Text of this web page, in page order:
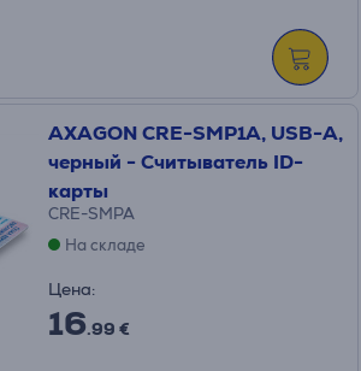
AXAGON CRE-SMP1A, USB-A,
черный - Считыватель ID-
карты
CRE-SMPA
На складе
Цена:
16.99 €